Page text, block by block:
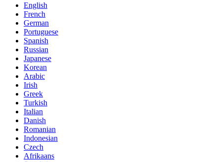
English
French
German
Portuguese
Spanish
Russian
Japanese
Korean
Arabic
Irish
Greek
Turkish
Italian
Danish
Romanian
Indonesian
Czech
Afrikaans